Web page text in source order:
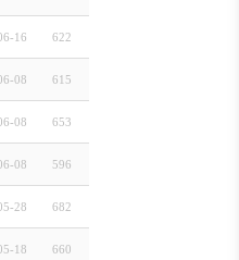
동 (月島駅 佃中学校B)
16 622
인조잔디 운동장 18:30 ~
08 615
하마쵸역 하마초 운동장
08 653
동 (月島駅 佃中学校B)
08 596
운동공지 (芝公園 アクアフ
28 682
동 (月島駅 佃中学校B)
18 660